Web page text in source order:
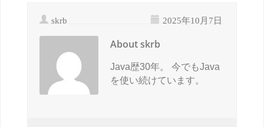
skrb 2025年10月7日
About skrb
Java歴30年。 今でもJava
を使い続けています。